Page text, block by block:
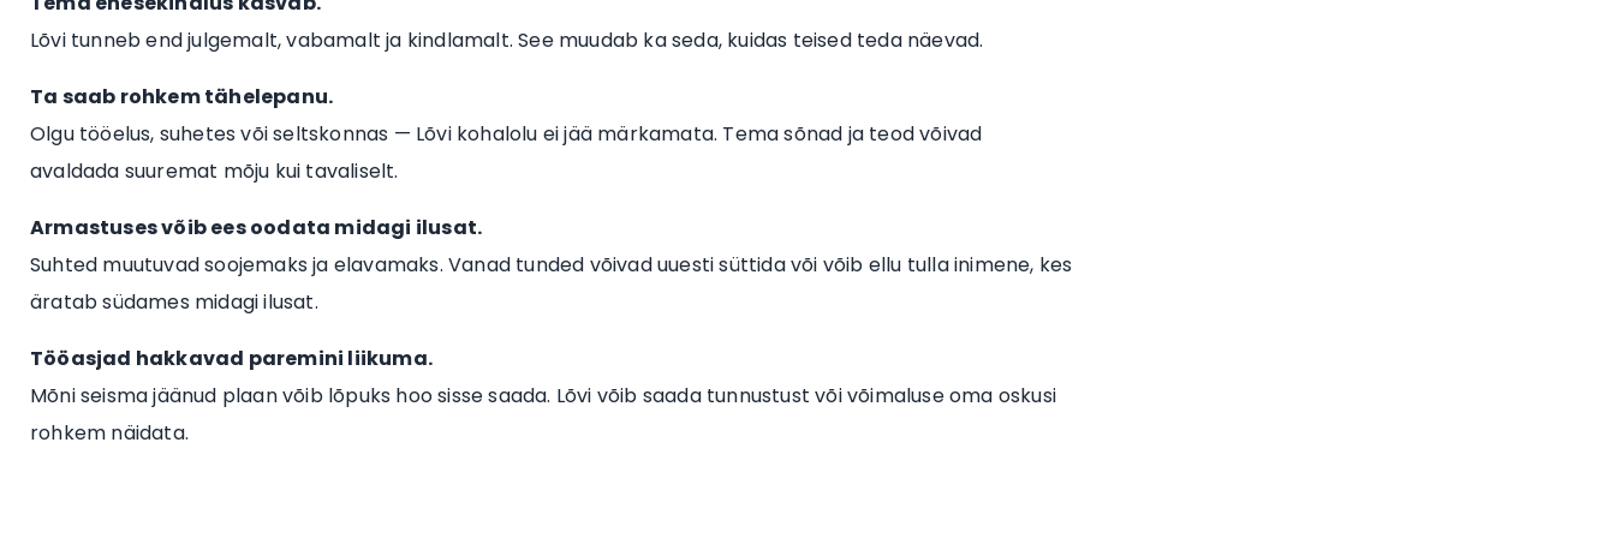
Lõvi tunneb end julgemalt, vabamalt ja kindlamalt. See muudab ka seda, kuidas teised teda näevad.
Ta saab rohkem tähelepanu.
Olgu tööelus, suhetes või seltskonnas — Lõvi kohalolu ei jää märkamata. Tema sõnad ja teod võivad
avaldada suuremat mõju kui tavaliselt.
Armastuses võib ees oodata midagi ilusat.
Suhted muutuvad soojemaks ja elavamaks. Vanad tunded võivad uuesti süttida või võib ellu tulla inimene, kes
äratab südames midagi ilusat.
Tööasjad hakkavad paremini liikuma.
Mõni seisma jäänud plaan võib lõpuks hoo sisse saada. Lõvi võib saada tunnustust või võimaluse oma oskusi
rohkem näidata.